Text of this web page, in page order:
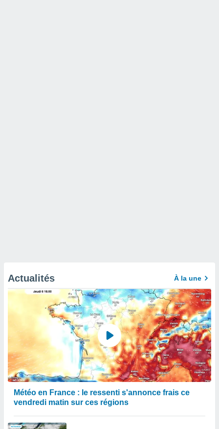
Actualités À la une
Météo en France : le ressenti s'annonce frais ce
vendredi matin sur ces régions